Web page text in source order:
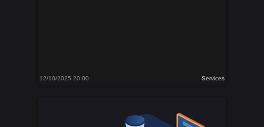
12/10/2025 20:00 Services